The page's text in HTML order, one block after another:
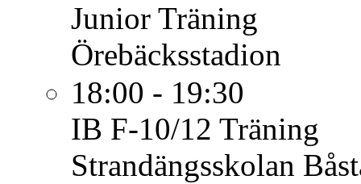
Junior Träning
Örebäcksstadion
18:00 - 19:30
IB F-10/12 Träning
Strandängsskolan